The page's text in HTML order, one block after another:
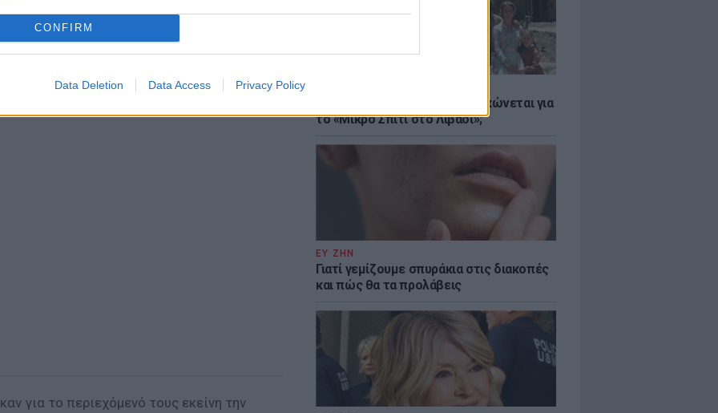
CONFIRM
Data Deletion Data Access Privacy Policy
Explainer: Γιατί η Αμερική τσακώνεται για
το «Μικρό Σπίτι στο Λιβάδι»;
ΕΥ ΖΗΝ
Γιατί γεμίζουμε σπυράκια στις διακοπές
και πώς θα τα προλάβεις
για το περιεχόμενό τους εκείνη την